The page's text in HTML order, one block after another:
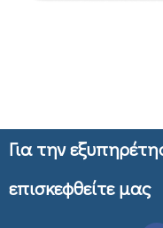
Για την
επισκεφθείτε μας